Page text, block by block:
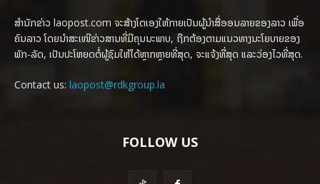
ສຳນັກຂ່າວ laopost.com ຈະສ້າງໂຕເອງໃຫ້ກາຍເປັນຜູ້ນຳສື່ອອນລາຍຂອງລາວ ເພື່ອ
ຄົນລາວ ໂດຍນຳສະເໜີຂ່າວສານທີ່ມີຄຸນນະພາບ, ຖືກຕ້ອງຕາມແນວທາງນະໂຍບາຍຂອງ
ພັກ-ລັດ, ເປັນປະໂຫຍດຕໍ່ຜູ້ຊົມໃຫ້ໄດ້ຫຼາກຫຼາຍທີ່ສຸດ, ຈະແຈ້ງທີ່ສຸດ ແລະວ່ອງໄວທີ່ສຸດ.
Contact us: laopost@rdkgroup.la
FOLLOW US